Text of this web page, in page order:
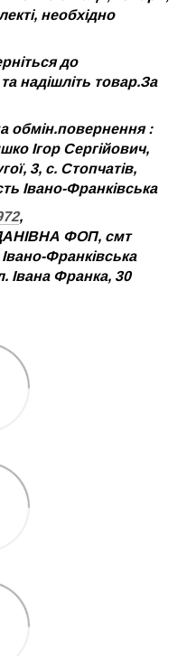
необхідно
до
надішліть товар.За
обмін.повернення :
Ігор Сергійович,
3, с. Стопчатів,
Івано-Франківська
,
ФОП, смт
Франківська
Івана Франка, 30